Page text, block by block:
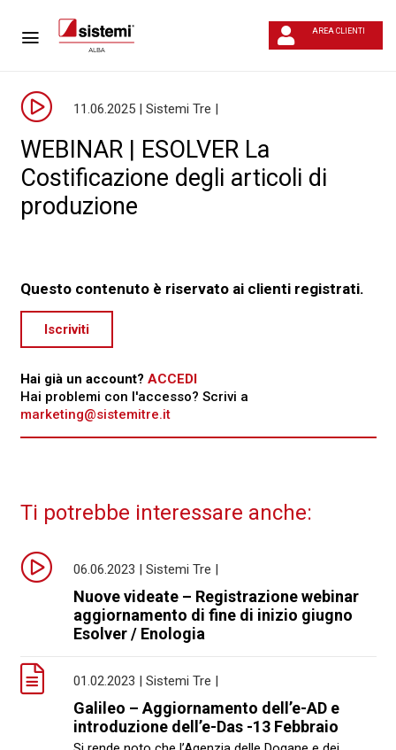
AREA CLIENTI
11.06.2025 | Sistemi Tre |
WEBINAR | ESOLVER La
Costificazione degli articoli di
produzione
Questo contenuto è riservato ai clienti registrati.
Iscriviti
Hai già un account? ACCEDI
Hai problemi con l'accesso? Scrivi a
marketing@sistemitre.it
Ti potrebbe interessare anche:
06.06.2023 | Sistemi Tre |
Nuove videate – Registrazione webinar
aggiornamento di fine di inizio giugno
Esolver / Enologia
01.02.2023 | Sistemi Tre |
Galileo – Aggiornamento dell’e-AD e
introduzione dell’e-Das -13 Febbraio